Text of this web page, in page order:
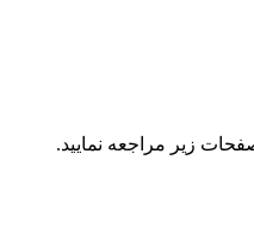
زیر مراجعه نمایید.